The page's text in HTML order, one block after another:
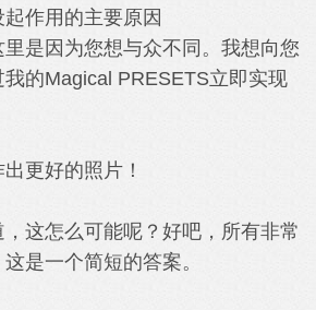
作用的主要原因
是因为您想与众不同。我想向您
我的Magical PRESETS立即实现
更好的照片！
这怎么可能呢？好吧，所有非常
是一个简短的答案。